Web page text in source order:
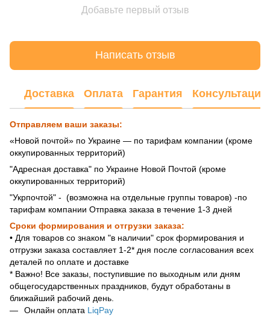
Добавьте первый отзыв
Написать отзыв
Доставка Оплата Гарантия Консультация
Отправляем ваши заказы:
«Новой почтой» по Украине — по тарифам компании (кроме
оккупированных территорий)
"Адресная доставка" по Украине Новой Почтой (кроме
оккупированных территорий)
"Укрпочтой" - (возможна на отдельные группы товаров) -по
тарифам компании Отправка заказа в течение 1-3 дней
Сроки формирования и отгрузки заказа:
• Для товаров со знаком "в наличии" срок формирования и
отгрузки заказа составляет 1-2* дня после согласования всех
деталей по оплате и доставке
* Важно! Все заказы, поступившие по выходным или дням
общегосударственных праздников, будут обработаны в
ближайший рабочий день.
Онлайн оплата LiqPay